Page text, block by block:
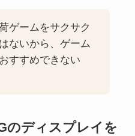
ゲームをサクサク
ないから、ゲーム
すすめできない
のディスプレイを